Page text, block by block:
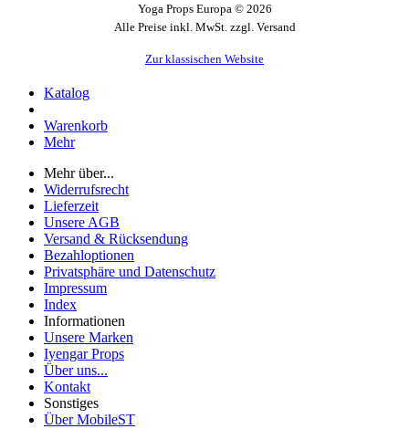
Yoga Props Europa © 2026
Alle Preise inkl. MwSt. zzgl. Versand
Zur klassischen Website
Katalog
Warenkorb
Mehr
Mehr über...
Widerrufsrecht
Lieferzeit
Unsere AGB
Versand & Rücksendung
Bezahloptionen
Privatsphäre und Datenschutz
Impressum
Index
Informationen
Unsere Marken
Iyengar Props
Über uns...
Kontakt
Sonstiges
Über MobileST